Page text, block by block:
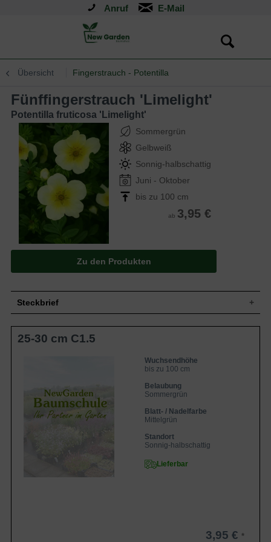
Anruf
Übersicht Fingerstrauch - Potentilla
Fünffingerstrauch 'Limelight'
Potentilla fruticosa 'Limelight'
Sommergrün
Gelbweiß
Sonnig-halbschattig
Juni - Oktober
bis zu 100 cm
ab 3,95 €
Zu den Produkten
Steckbrief
Wuchs
Kleiner Strauch, bodendeckend,
dichtbuschig und stark verzweigt, bis zu 1
Sommergrün, elliptisch bis länglich, drei-
bis siebenzählig, mittelgrün, 1 bis 3 cm
lang
Frucht
Unscheinbar
Gelb-weiß mit gelbem Auge,
schalenförmig, bis zu 5 cm breit
Juni bis Oktober
Rinde
Wurzeln
25-30 cm C1.5
Wuchsendhöhe
bis zu 100 cm
Belaubung
Sommergrün
Blatt- / Nadelfarbe
Mittelgrün
Standort
Sonnig-halbschattig
Lieferbar
3,95 €